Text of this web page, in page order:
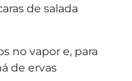
de salada
no vapor e, para
de ervas